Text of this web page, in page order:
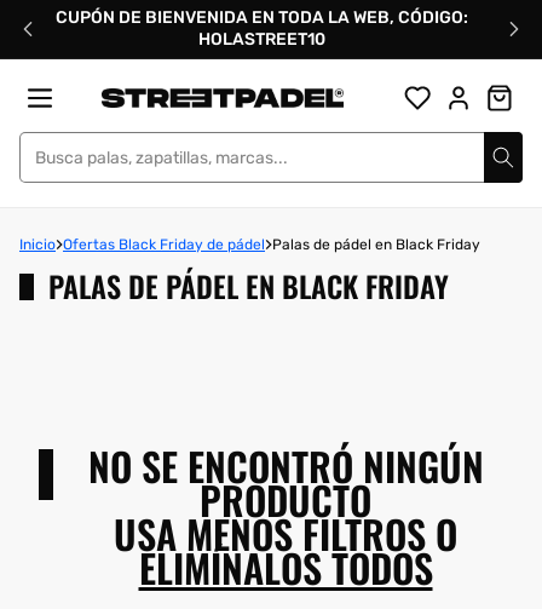
directamente
CUPÓN DE BIENVENIDA EN TODA LA WEB, CÓDIGO:
HOLASTREET10
Street Padel
Inicio Ofertas Black Friday de pádel Palas de pádel en Black Friday
PALAS DE PÁDEL EN BLACK FRIDAY
NO SE ENCONTRÓ NINGÚN
PRODUCTO
USA MENOS FILTROS O
ELIMÍNALOS TODOS